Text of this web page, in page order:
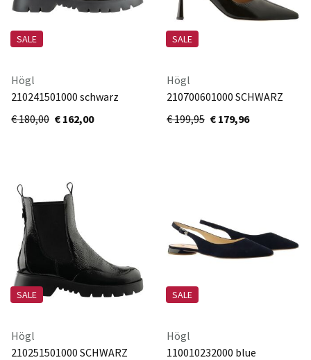
SALE
Högl
210241501000 schwarz
€ 180,00 € 162,00
SALE
Högl
210700601000 SCHWARZ
€ 199,95 € 179,96
SALE
Högl
210251501000 SCHWARZ
SALE
Högl
110010232000 blue